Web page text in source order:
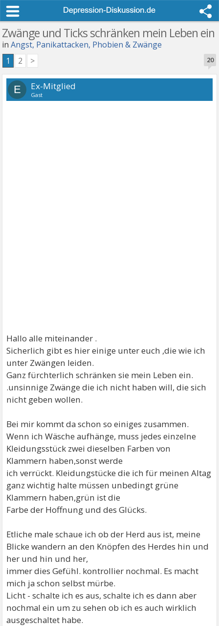
Zwänge und Ticks schränken mein Leben ein
inAngst, Panikattacken, Phobien & Zwänge
20
1 2 >
E Ex-Mitglied
Gast
Hallo alle miteinander .
Sicherlich gibt es hier einige unter euch ,die wie ich
unter Zwängen leiden.
Ganz fürchterlich schränken sie mein Leben ein.
.unsinnige Zwänge die ich nicht haben will, die sich
nicht geben wollen.
Bei mir kommt da schon so einiges zusammen.
Wenn ich Wäsche aufhänge, muss jedes einzelne
Kleidungsstück zwei dieselben Farben von
Klammern haben,sonst werde
ich verrückt. Kleidungstücke die ich für meinen Altag
ganz wichtig halte müssen unbedingt grüne
Klammern haben,grün ist die
Farbe der Hoffnung und des Glücks.
Etliche male schaue ich ob der Herd aus ist, meine
Blicke wandern an den Knöpfen des Herdes hin und
her und hin und her,
immer dies Gefühl. kontrollier nochmal. Es macht
mich ja schon selbst mürbe.
Licht - schalte ich es aus, schalte ich es dann aber
nochmal ein um zu sehen ob ich es auch wirklich
ausgeschaltet habe.